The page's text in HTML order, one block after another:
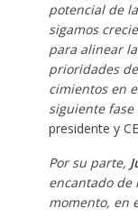
potencial de
sigamos
para alinear
prioridades
cimientos en
siguiente fase
presidente y
Por su parte,
encantado de
momento, en